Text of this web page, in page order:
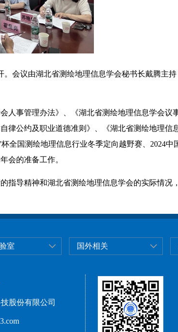
会议由湖北省测绘地理信息学会秘书长戴腾主持
人事管理办法》、《湖北省测绘地理信息学会议
律公约及职业道德准则》、《湖北省测绘地理信
全国测绘地理信息行业冬季定向越野赛、2024中
会的准备工作。
指导精神和湖北省测绘地理信息学会的实际情况
室 国外相关
股份有限公司